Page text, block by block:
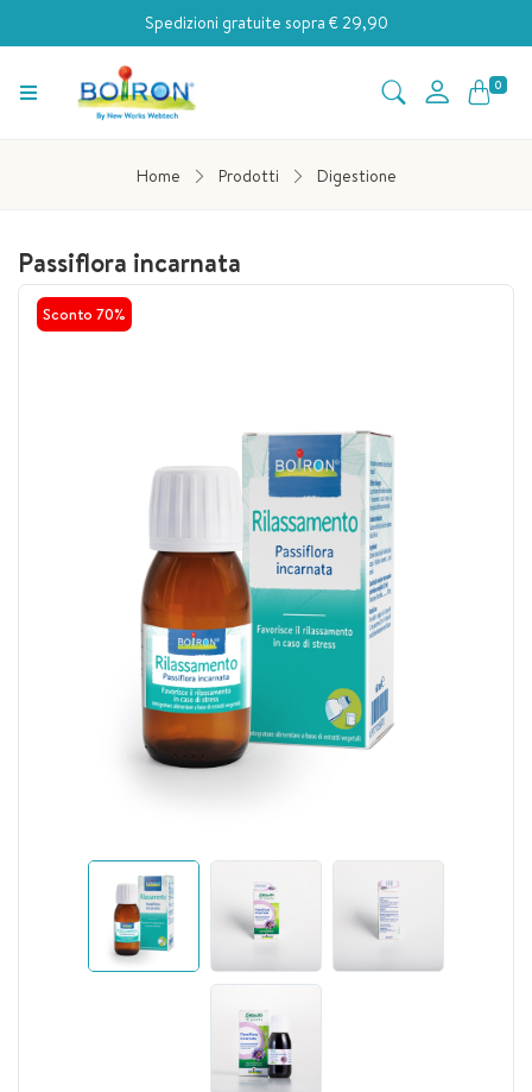
Spedizioni gratuite sopra € 29,90
0
Home Prodotti Digestione
Passiflora incarnata
Sconto 70%